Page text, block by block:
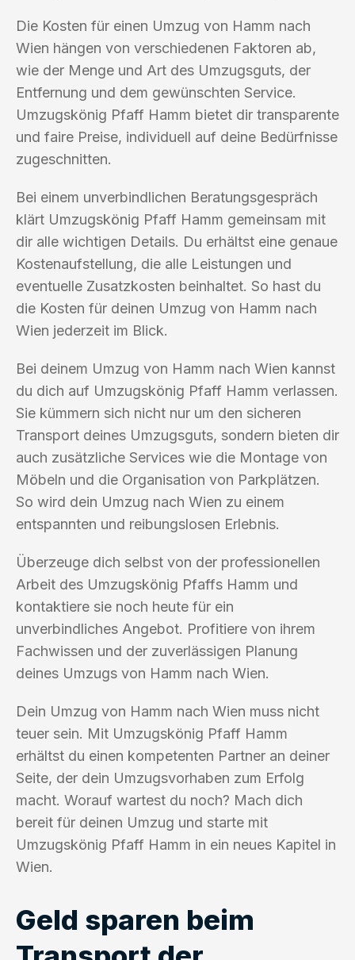
Die Kosten für einen Umzug von Hamm nach
Wien hängen von verschiedenen Faktoren ab,
wie der Menge und Art des Umzugsguts, der
Entfernung und dem gewünschten Service.
Umzugskönig Pfaff Hamm bietet dir transparente
und faire Preise, individuell auf deine Bedürfnisse
zugeschnitten.
Bei einem unverbindlichen Beratungsgespräch
klärt Umzugskönig Pfaff Hamm gemeinsam mit
dir alle wichtigen Details. Du erhältst eine genaue
Kostenaufstellung, die alle Leistungen und
eventuelle Zusatzkosten beinhaltet. So hast du
die Kosten für deinen Umzug von Hamm nach
Wien jederzeit im Blick.
Bei deinem Umzug von Hamm nach Wien kannst
du dich auf Umzugskönig Pfaff Hamm verlassen.
Sie kümmern sich nicht nur um den sicheren
Transport deines Umzugsguts, sondern bieten dir
auch zusätzliche Services wie die Montage von
Möbeln und die Organisation von Parkplätzen.
So wird dein Umzug nach Wien zu einem
entspannten und reibungslosen Erlebnis.
Überzeuge dich selbst von der professionellen
Arbeit des Umzugskönig Pfaffs Hamm und
kontaktiere sie noch heute für ein
unverbindliches Angebot. Profitiere von ihrem
Fachwissen und der zuverlässigen Planung
deines Umzugs von Hamm nach Wien.
Dein Umzug von Hamm nach Wien muss nicht
teuer sein. Mit Umzugskönig Pfaff Hamm
erhältst du einen kompetenten Partner an deiner
Seite, der dein Umzugsvorhaben zum Erfolg
macht. Worauf wartest du noch? Mach dich
bereit für deinen Umzug und starte mit
Umzugskönig Pfaff Hamm in ein neues Kapitel in
Wien.
Geld sparen beim